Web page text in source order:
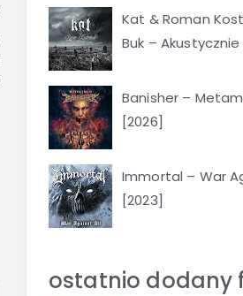
Kat & Roman
Buk – Akustycznie
Banisher –
[2026]
Immortal – War
[2023]
ostatnio dodany